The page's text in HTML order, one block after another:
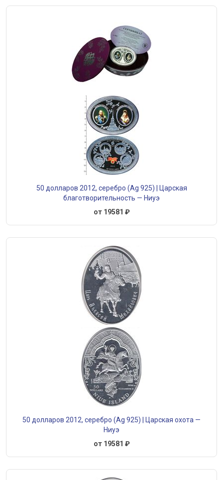
50 долларов 2012, серебро (Ag 925) | Царская
благотворительность — Ниуэ
от 19581 ₽
50 долларов 2012, серебро (Ag 925) | Царская охота —
Ниуэ
от 19581 ₽